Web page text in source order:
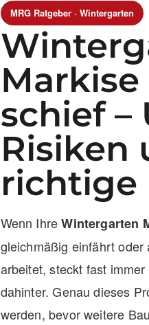
MRG Ratgeber · Wintergarten
schief –
Risiken
richtige
Wenn IhreWintergarten
gleichmäßig einfährt
arbeitet, steckt fast
dahinter. Genau dieses
werden, bevor weitere